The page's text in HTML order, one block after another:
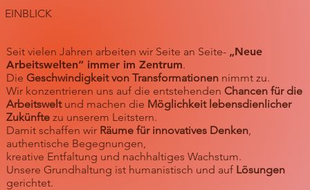
EINBLICK
Seit vielen Jahren arbeiten wir Seite an Seite- „Neue
Arbeitswelten“ immer im Zentrum.
Die Geschwindigkeit von Transformationennimmt zu.
Wir konzentrieren uns auf die entstehenden Chancen für die
Arbeitsweltund machen die Möglichkeit lebensdienlicher
Zukünftezu unserem Leitstern.
Damit schaffen wir Räume für innovatives Denken,
authentische Begegnungen,
kreative Entfaltung und nachhaltiges Wachstum.
Unsere Grundhaltung ist humanistisch und auf Lösungen
gerichtet.